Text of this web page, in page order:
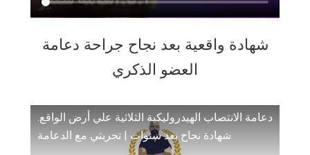
شهادة واقعية بعد نجاح جراحة دعامة
العضو الذكري
دعامة الانتصاب الهيدروليكية الثلاثية علي أرض الواقع.
شهادة نجاح بعد سنوات | تجربتي مع الدعامة